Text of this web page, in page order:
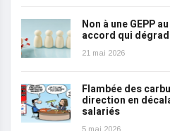
Non à une GEPP
accord qui
21 mai 2026
Flambée des
direction en
salariés
5 mai 2026